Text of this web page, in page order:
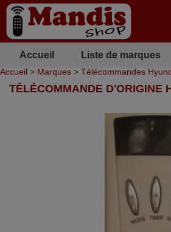
Accueil Liste de marques
Accueil > Marques > Télécommandes
TÉLÉCOMMANDE D'ORIGINE